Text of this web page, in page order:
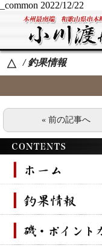
_common 2022/12/22
△ / 釣果情報
« 前の記事へ